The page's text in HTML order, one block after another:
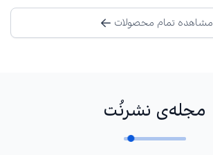
مشاهده تمام محصولات
مجله‌ی نشرنُت